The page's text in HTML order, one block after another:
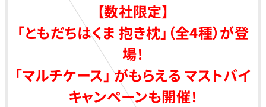
【数社限定】
「ともだちはくま 抱き枕」（全4種）が登
場！
「マルチケース」 がもらえる マストバイ
キャンペーンも開催！